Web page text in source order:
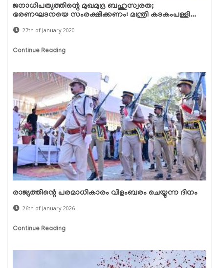
ജനാധിപത്യത്തിന്റെ മുഖമുദ്ര ബഹുസ്വരത;
ഭരണഘടനയെ സംരക്ഷിക്കണം: മന്ത്രി കടകംപള്ളി...
27th of January 2020
Continue Reading
രാജ്യത്തിന്റെ പരമാധികാരം വിളംബരം ചെയ്യുന്ന ദിനം
26th of January 2026
Continue Reading